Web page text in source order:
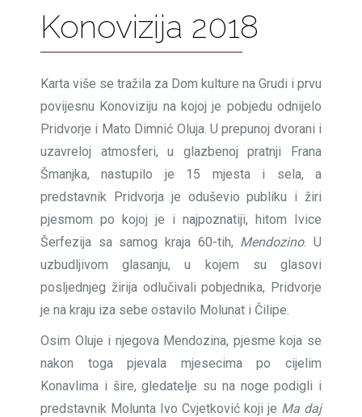
Konovizija 2018
Karta više se tražila za Dom kulture na Grudi i prvu
povijesnu Konoviziju na kojoj je pobjedu odnijelo
Pridvorje i Mato Dimnić Oluja. U prepunoj dvorani i
uzavreloj atmosferi, u glazbenoj pratnji Frana
Šmanjka, nastupilo je 15 mjesta i sela, a
predstavnik Pridvorja je oduševio publiku i žiri
pjesmom po kojoj je i najpoznatiji, hitom Ivice
Šerfezija sa samog kraja 60-tih, Mendozino. U
uzbudljivom glasanju, u kojem su glasovi
posljednjeg žirija odlučivali pobjednika, Pridvorje
je na kraju iza sebe ostavilo Molunat i Čilipe.
Osim Oluje i njegova Mendozina, pjesme koja se
nakon toga pjevala mjesecima po cijelim
Konavlima i šire, gledatelje su na noge podigli i
predstavnik Molunta Ivo Cvjetković koji je Ma daj